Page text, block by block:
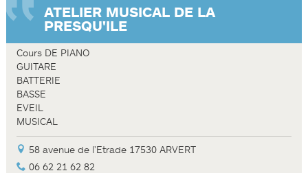
ATELIER MUSICAL DE LA
PRESQU'ILE
Cours DE PIANO
GUITARE
BATTERIE
BASSE
EVEIL
MUSICAL
58 avenue de l'Etrade 17530 ARVERT
06 62 21 62 82